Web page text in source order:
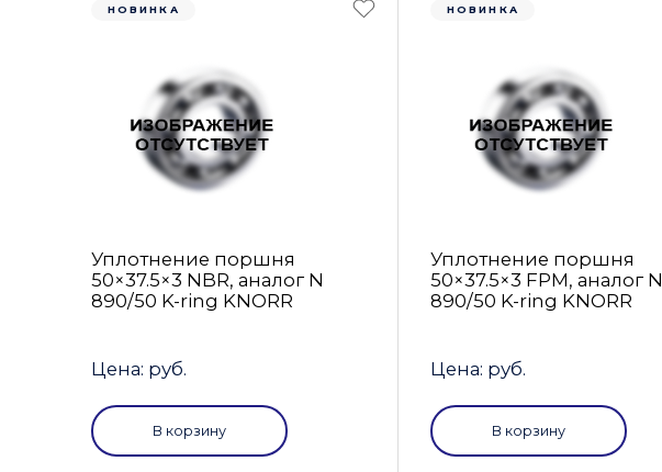
НОВИНКА
Уплотнение поршня
50×37.5×3 NBR, аналог N
890/50 K-ring KNORR
Цена: руб.
В корзину
НОВИНКА
Уплотнение поршня
50×37.5×3 FРM, аналог N
890/50 K-ring KNORR
Цена: руб.
В корзину